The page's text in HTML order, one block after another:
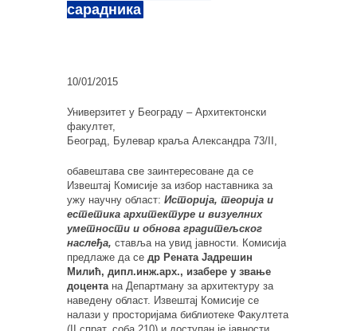
сарадника
10/01/2015
Универзитет у Београду – Архитектонски
факултет,
Београд, Булевар краља Александра 73/II,
обавештава све заинтересоване да се
Извештај Комисије за избор наставника за
ужу научну област: Историја, теорија и
естетика архитектуре и визуелних
уметности и обнова градитељског
наслеђа, ставља на увид јавности. Комисија
предлаже да се др Рената Јадрешин
Милић, дипл.инж.арх., изабере у звање
доцента на Департману за архитектуру за
наведену област. Извештај Комисије се
налази у просторијама библиотеке Факултета